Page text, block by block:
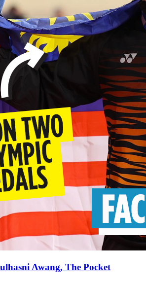
Awang, The Pocket